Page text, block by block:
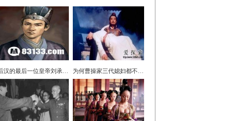
后汉的最后一位皇帝刘承祐的一生 为何曹操家三代媳妇都不得善终？